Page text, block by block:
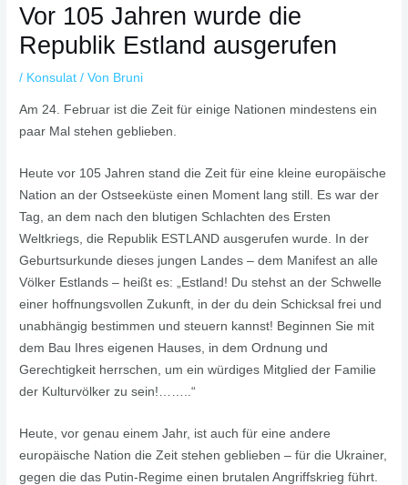
Vor 105 Jahren wurde die
Republik Estland ausgerufen
/ Konsulat / Von Bruni
Am 24. Februar ist die Zeit für einige Nationen mindestens ein
paar Mal stehen geblieben.
Heute vor 105 Jahren stand die Zeit für eine kleine europäische
Nation an der Ostseeküste einen Moment lang still. Es war der
Tag, an dem nach den blutigen Schlachten des Ersten
Weltkriegs, die Republik ESTLAND ausgerufen wurde. In der
Geburtsurkunde dieses jungen Landes – dem Manifest an alle
Völker Estlands – heißt es: „Estland! Du stehst an der Schwelle
einer hoffnungsvollen Zukunft, in der du dein Schicksal frei und
unabhängig bestimmen und steuern kannst! Beginnen Sie mit
dem Bau Ihres eigenen Hauses, in dem Ordnung und
Gerechtigkeit herrschen, um ein würdiges Mitglied der Familie
der Kulturvölker zu sein!……..“
Heute, vor genau einem Jahr, ist auch für eine andere
europäische Nation die Zeit stehen geblieben – für die Ukrainer,
gegen die das Putin-Regime einen brutalen Angriffskrieg führt.